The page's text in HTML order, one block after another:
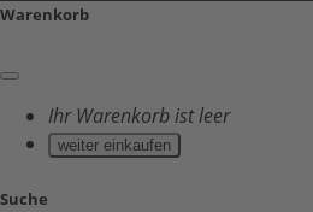
Warenkorb
Ihr Warenkorb ist leer
weiter einkaufen
Suche